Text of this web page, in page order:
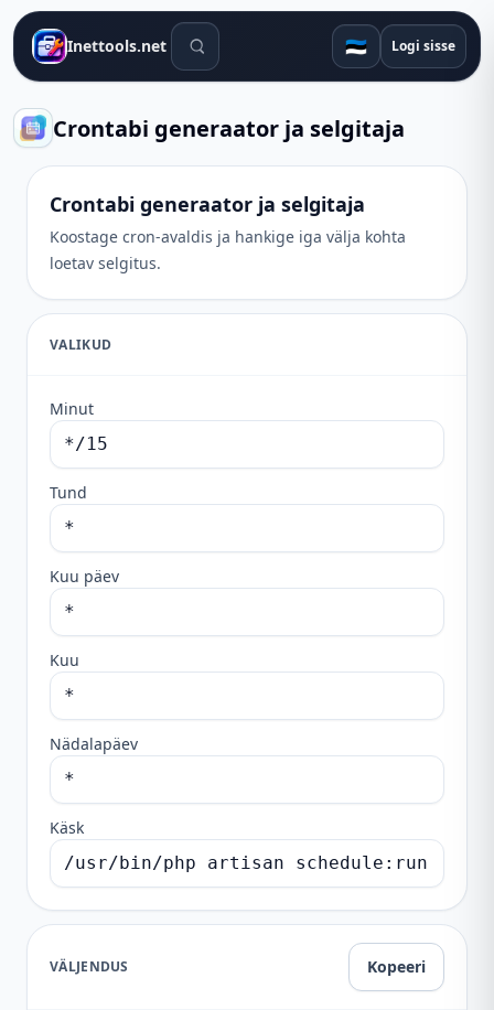
Inettools.net Otsingutööriistad 🇪🇪 Logi sisse
Crontabi generaator ja selgitaja
Crontabi generaator ja selgitaja
Koostage cron-avaldis ja hankige iga välja kohta
loetav selgitus.
VALIKUD
Minut
Tund
Kuu päev
Kuu
Nädalapäev
Käsk
VÄLJENDUS Kopeeri